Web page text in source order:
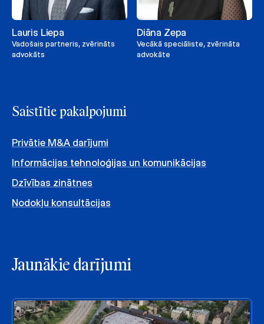
Lauris Liepa
Vadošais partneris, zvērināts
advokāts
Diāna Zepa
Vecākā speciāliste, zvērināta
advokāte
Saistītie pakalpojumi
Privātie M&A darījumi
Informācijas tehnoloģijas un komunikācijas
Dzīvības zinātnes
Nodokļu konsultācijas
Jaunākie darījumi